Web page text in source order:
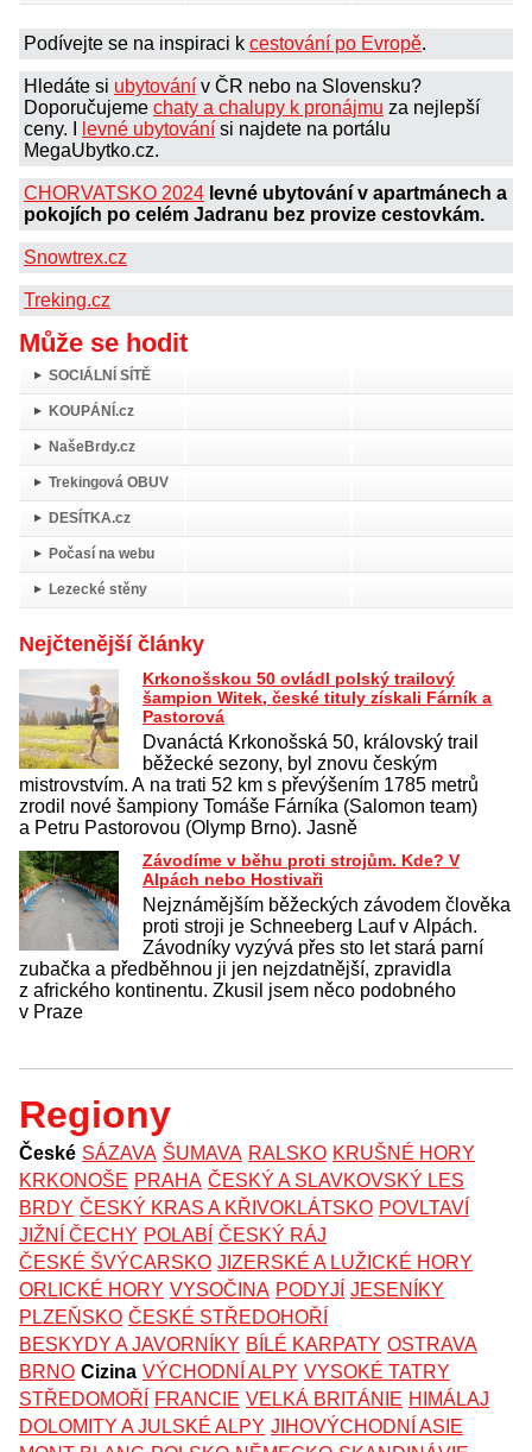
Podívejte se na inspiraci k cestování po Evropě.
Hledáte si ubytování v ČR nebo na Slovensku?
Doporučujeme chaty a chalupy k pronájmu za nejlepší
ceny. I
levné ubytování si najdete na portálu
MegaUbytko.cz.
CHORVATSKO 2024 levné ubytování v apartmánech a
pokojích po celém Jadranu bez provize cestovkám.
Snowtrex.cz
Treking.cz
Může se hodit
SOCIÁLNÍ SÍTĚ
KOUPÁNÍ.cz
NašeBrdy.cz
Trekingová OBUV
DESÍTKA.cz
Počasí na webu
Lezecké stěny
Nejčtenější články
Krkonošskou 50 ovládl polský trailový
šampion Witek, české tituly získali Fárník a
Pastorová
Dvanáctá Krkonošská 50, královský trail
běžecké sezony, byl znovu českým
mistrovstvím. A na trati 52 km s převýšením 1785 metrů
zrodil nové šampiony Tomáše Fárníka (Salomon team)
a Petru Pastorovou (Olymp Brno). Jasně
Závodíme v běhu proti strojům. Kde? V
Alpách nebo Hostivaři
Nejznámějším běžeckých závodem člověka
proti stroji je Schneeberg Lauf v Alpách.
Závodníky vyzývá přes sto let stará parní
zubačka a předběhnou ji jen nejzdatnější, zpravidla
z afrického kontinentu. Zkusil jsem něco podobného
v Praze
Regiony
České SÁZAVA ŠUMAVA RALSKO KRUŠNÉ HORY
KRKONOŠE PRAHA ČESKÝ A SLAVKOVSKÝ LES
BRDY ČESKÝ KRAS A KŘIVOKLÁTSKO POVLTAVÍ
JIŽNÍ ČECHY POLABÍ ČESKÝ RÁJ
ČESKÉ ŠVÝCARSKO JIZERSKÉ A LUŽICKÉ HORY
ORLICKÉ HORY VYSOČINA PODYJÍ JESENÍKY
PLZEŇSKO ČESKÉ STŘEDOHOŘÍ
BESKYDY A JAVORNÍKY BÍLÉ KARPATY OSTRAVA
BRNO Cizina VÝCHODNÍ ALPY VYSOKÉ TATRY
STŘEDOMOŘÍ
FRANCIE VELKÁ BRITÁNIE HIMÁLAJ
DOLOMITY A JULSKÉ ALPY JIHOVÝCHODNÍ ASIE